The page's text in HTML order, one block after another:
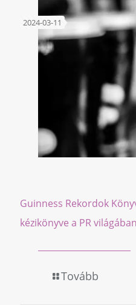
2024-03-11
Guinness Rekordok
kézikönyve a PR világában
Tovább